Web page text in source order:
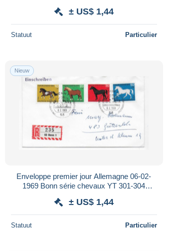
± US$ 1,44
Statuut Particulier
Nieuw
Enveloppe premier jour Allemagne 06-02-
1969 Bonn série chevaux YT 301-304
± US$ 1,44
Statuut Particulier